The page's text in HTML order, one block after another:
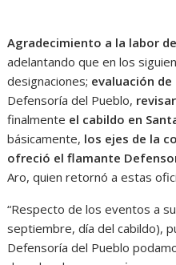
Agradecimiento a la labor
adelantando que en los
designaciones; evaluación
Defensoría del Pueblo,
finalmente el cabildo en
básicamente, los ejes de la
ofreció el flamante
Aro, quien retornó a estas
“Respecto de los eventos a
septiembre, día del cabildo),
Defensoría del Pueblo